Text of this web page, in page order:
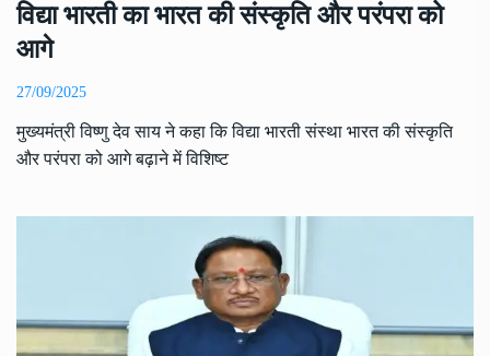
विद्या भारती का भारत की संस्कृति और परंपरा को
आगे
27/09/2025
मुख्यमंत्री विष्णु देव साय ने कहा कि विद्या भारती संस्था भारत की संस्कृति
और परंपरा को आगे बढ़ाने में विशिष्ट